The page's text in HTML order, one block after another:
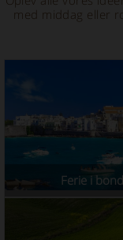
med middag eller
Ferie i